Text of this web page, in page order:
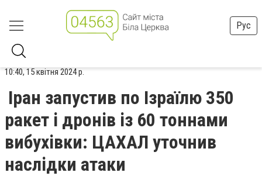
Рус
10:40, 15 квітня 2024 р.
Іран запустив по Ізраїлю 350
ракет і дронів із 60 тоннами
вибухівки: ЦАХАЛ уточнив
наслідки атаки